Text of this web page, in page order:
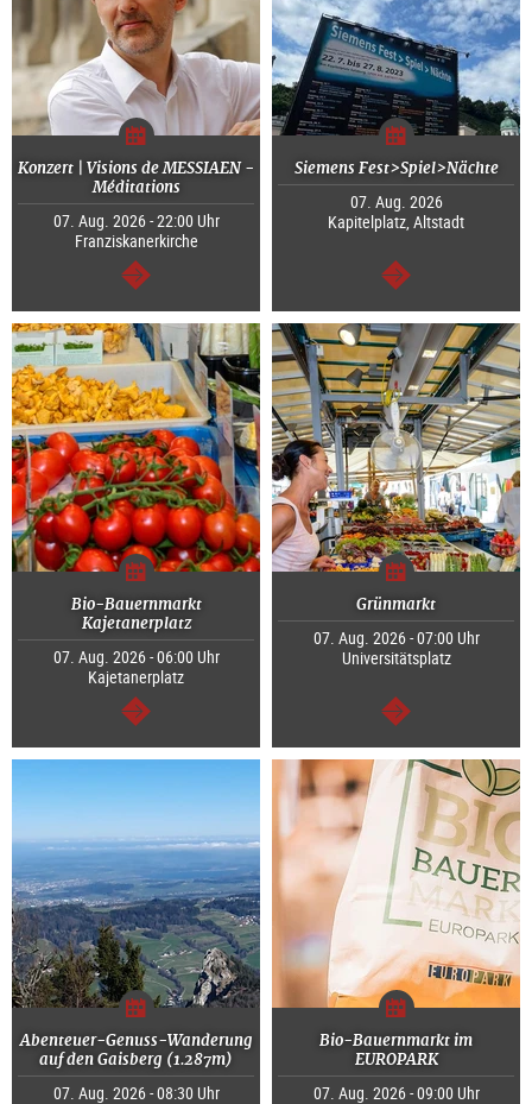
Konzert | Visions de MESSIAEN -
Méditations
07. Aug. 2026 - 22:00 Uhr
Franziskanerkirche
weiter
Siemens Fest>Spiel>Nächte
07. Aug. 2026
Kapitelplatz, Altstadt
weiter
Bio-Bauernmarkt
Kajetanerplatz
07. Aug. 2026 - 06:00 Uhr
Kajetanerplatz
weiter
Grünmarkt
07. Aug. 2026 - 07:00 Uhr
Universitätsplatz
weiter
Abenteuer-Genuss-Wanderung
auf den Gaisberg (1.287m)
07. Aug. 2026 - 08:30 Uhr
Bio-Bauernmarkt im
EUROPARK
07. Aug. 2026 - 09:00 Uhr